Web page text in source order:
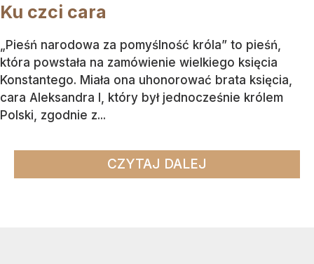
Ku czci cara
„Pieśń narodowa za pomyślność króla” to pieśń,
która powstała na zamówienie wielkiego księcia
Konstantego. Miała ona uhonorować brata księcia,
cara Aleksandra I, który był jednocześnie królem
Polski, zgodnie z...
CZYTAJ DALEJ